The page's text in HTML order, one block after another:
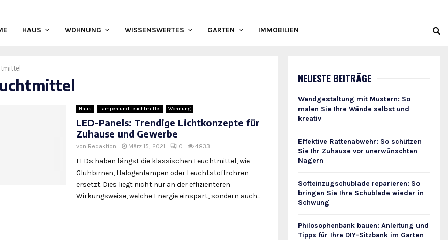
HAUS WOHNUNG WISSENSWERTES GARTEN IMMOBILIEN
Haus Lampen und Leuchtmittel Wohnung
LED-Panels: Trendige Lichtkonzepte für
Zuhause und Gewerbe
von Redaktion März 15, 2021 0 4833
LEDs haben längst die klassischen Leuchtmittel, wie
Glühbirnen, Halogenlampen oder Leuchtstoffröhren
ersetzt. Dies liegt nicht nur an der effizienteren
Wirkungsweise, welche Energie einspart, sondern auch...
NEUESTE BEITRÄGE
Wandgestaltung mit Mustern: So
malen Sie Ihre Wände selbst und
kreativ
Effektive Rattenabwehr: So schützen
Sie Ihr Zuhause vor unerwünschten
Nagern
Softeinzugschublade reparieren: So
bringen Sie Ihre Schublade wieder in
Schwung
Philosophenbank bauen: Anleitung und
Tipps für Ihre DIY-Sitzbank im Garten